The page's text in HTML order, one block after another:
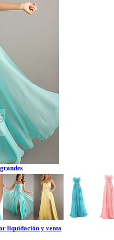
descubierta
liquidación y venta